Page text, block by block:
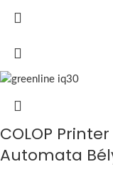
COLOP
Automata